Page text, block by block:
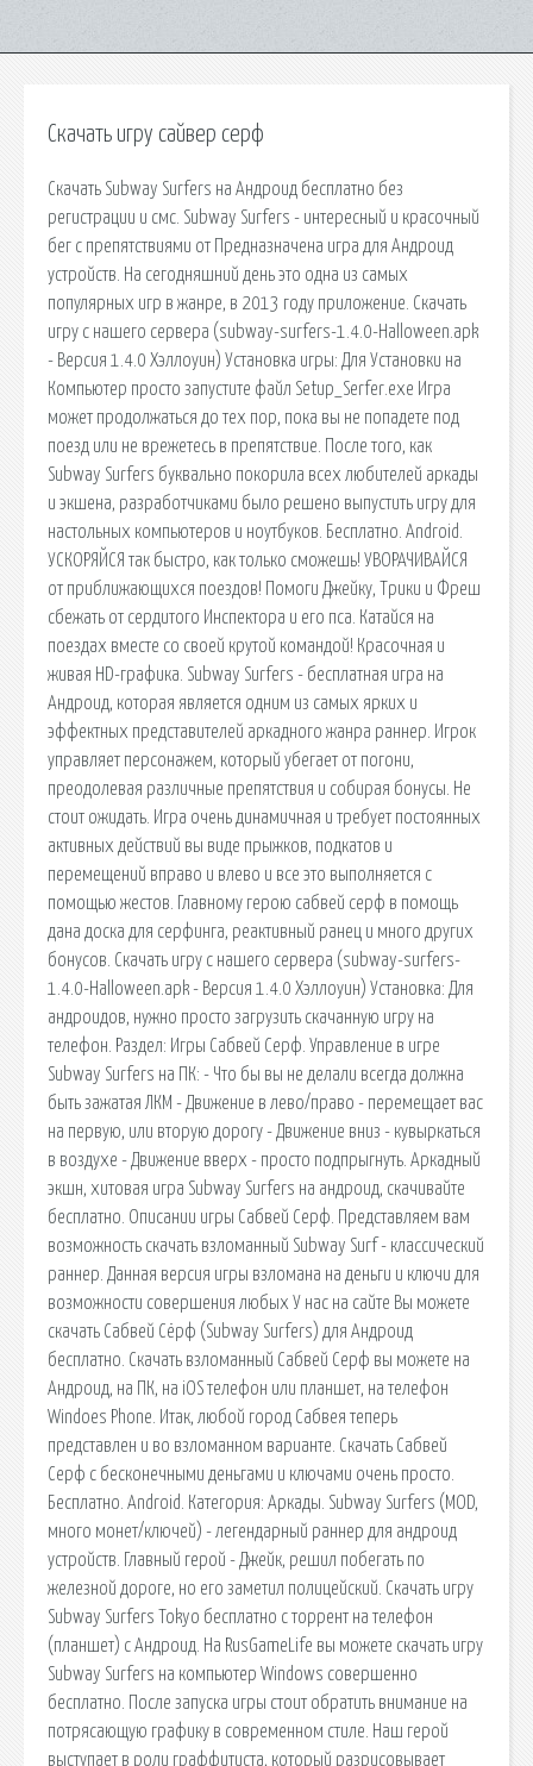
Скачать игру сайвер серф
Скачать Subway Surfers на Андроид бесплатно без
регистрации и смс. Subway Surfers - интересный и красочный
бег с препятствиями от Предназначена игра для Андроид
устройств. На сегодняшний день это одна из самых
популярных игр в жанре, в 2013 году приложение. Скачать
игру с нашего сервера (subway-surfers-1.4.0-Halloween.apk
- Версия 1.4.0 Хэллоуин) Установка игры: Для Установки на
Компьютер просто запустите файл Setup_Serfer.exe Игра
может продолжаться до тех пор, пока вы не попадете под
поезд или не врежетесь в препятствие. После того, как
Subway Surfers буквально покорила всех любителей аркады
и экшена, разработчиками было решено выпустить игру для
настольных компьютеров и ноутбуков. Бесплатно. Android.
УСКОРЯЙСЯ так быстро, как только сможешь! УВОРАЧИВАЙСЯ
от приближающихся поездов! Помоги Джейку, Трики и Фреш
сбежать от сердитого Инспектора и его пса. Катайся на
поездах вместе со своей крутой командой! Красочная и
живая HD-графика. Subway Surfers - бесплатная игра на
Андроид, которая является одним из самых ярких и
эффектных представителей аркадного жанра раннер. Игрок
управляет персонажем, который убегает от погони,
преодолевая различные препятствия и собирая бонусы. Не
стоит ожидать. Игра очень динамичная и требует постоянных
активных действий вы виде прыжков, подкатов и
перемещений вправо и влево и все это выполняется с
помощью жестов. Главному герою сабвей серф в помощь
дана доска для серфинга, реактивный ранец и много других
бонусов. Скачать игру с нашего сервера (subway-surfers-
1.4.0-Halloween.apk - Версия 1.4.0 Хэллоуин) Установка: Для
андроидов, нужно просто загрузить скачанную игру на
телефон. Раздел: Игры Сабвей Серф. Управление в игре
Subway Surfers на ПК: - Что бы вы не делали всегда должна
быть зажатая ЛКМ - Движение в лево/право - перемещает вас
на первую, или вторую дорогу - Движение вниз - кувыркаться
в воздухе - Движение вверх - просто подпрыгнуть. Аркадный
экшн, хитовая игра Subway Surfers на андроид, скачивайте
бесплатно. Описании игры Сабвей Серф. Представляем вам
возможность скачать взломанный Subway Surf - классический
раннер. Данная версия игры взломана на деньги и ключи для
возможности совершения любых У нас на сайте Вы можете
скачать Сабвей Сёрф (Subway Surfers) для Андроид
бесплатно. Скачать взломанный Сабвей Серф вы можете на
Андроид, на ПК, на iOS телефон или планшет, на телефон
Windoes Phone. Итак, любой город Сабвея теперь
представлен и во взломанном варианте. Скачать Сабвей
Серф с бесконечными деньгами и ключами очень просто.
Бесплатно. Android. Категория: Аркады. Subway Surfers (MOD,
много монет/ключей) - легендарный раннер для андроид
устройств. Главный герой - Джейк, решил побегать по
железной дороге, но его заметил полицейский. Скачать игру
Subway Surfers Tokyo бесплатно c торрент на телефон
(планшет) с Андроид. На RusGameLife вы можете скачать игру
Subway Surfers на компьютер Windows совершенно
бесплатно. После запуска игры стоит обратить внимание на
потрясающую графику в современном стиле. Наш герой
выступает в роли граффитиста, который разрисовывает